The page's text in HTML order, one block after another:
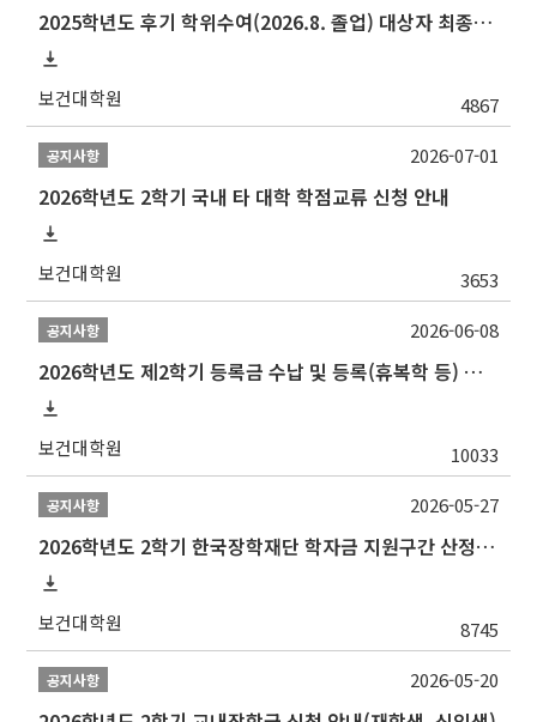
2025학년도 후기 학위수여(2026.8. 졸업) 대상자 최종인준 논문 제출 안내
보건대학원 4867
공지사항
2026학년도 2학기 국내 타 대학 학점교류 신청 안내
보건대학원 3653
2026-07-01
공지사항
2026학년도 제2학기 등록금 수납 및 등록(휴복학 등) 일정 안내
보건대학원 10033
2026-06-08
공지사항
2026학년도 2학기 한국장학재단 학자금 지원구간 산정 신청 안내
보건대학원 8745
2026-05-27
공지사항 2026-05-20